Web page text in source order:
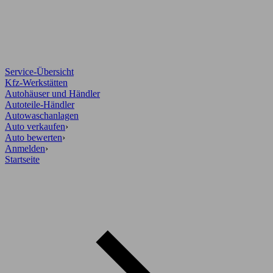
Service-Übersicht
Kfz-Werkstätten
Autohäuser und Händler
Autoteile-Händler
Autowaschanlagen
Auto verkaufen›
Auto bewerten›
Anmelden›
Startseite